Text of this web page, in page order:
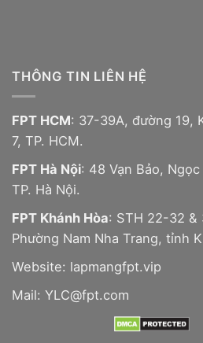
THÔNG TIN LIÊN HỆ
FPT HCM: 37-39A, đường 19,
7, TP. HCM.
FPT Hà Nội: 48 Vạn Bảo,
TP. Hà Nội.
FPT Khánh Hòa: STH 22-32 &
Phường Nam Nha Trang, tỉnh
Website: lapmangfpt.vip
Mail: YLC@fpt.com